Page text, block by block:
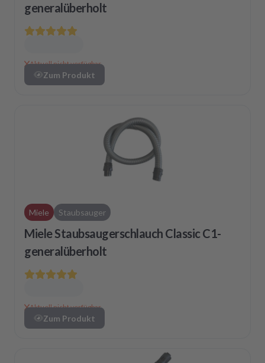
generalüberholt
Aktuell nicht verfügbar
Zum Produkt
Miele Staubsauger
Miele Staubsaugerschlauch Classic C1-
generalüberholt
Aktuell nicht verfügbar
Zum Produkt